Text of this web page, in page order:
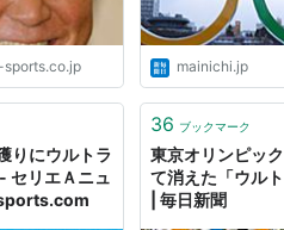
mainichi.jp
りにウルトラ
リエＡニュ
36 ブックマーク
東京オリンピッ
て消えた「ウル
| 毎日新聞